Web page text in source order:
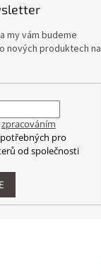
my vám budeme
nových produktech na
zpracováním
potřebných pro
od společnosti